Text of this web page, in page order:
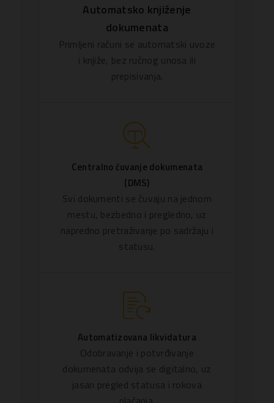
Automatsko knjiženje
dokumenata
Primljeni računi se automatski uvoze
i knjiže, bez ručnog unosa ili
prepisivanja.
Centralno čuvanje dokumenata
(DMS)
Svi dokumenti se čuvaju na jednom
mestu, bezbedno i pregledno, uz
napredno pretraživanje po sadržaju i
statusu.
Automatizovana likvidatura
Odobravanje i potvrđivanje
dokumenata odvija se digitalno, uz
jasan pregled statusa i rokova